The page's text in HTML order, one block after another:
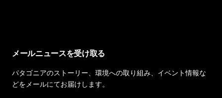
メールニュースを受け取る
パタゴニアのストーリー、環境への取り組み、イベント情報な
どをメールにてお届けします。